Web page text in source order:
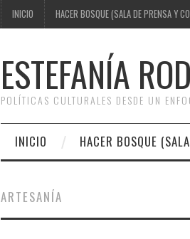
INICIO HACER BOSQUE (SALA DE PRENSA Y
ESTEFANÍA
POLÍTICAS CULTURALES DESDE UN
INICIO HACER BOSQUE
ARTESANÍA